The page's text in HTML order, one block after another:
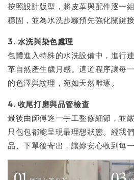
按照設計版型，將皮革與配件逐一
穩固，並為水洗步驟預先強化關鍵接
3. 水洗與染色處理
包體進入特殊的水洗設備中，進行
革自然產生歲月感。這道程序讓每
的色澤與紋理，宛如天然雕琢。
4. 收尾打磨與品管檢查
最後由師傅逐一手工整修細節，並
只包包都能呈現最理想狀態。經我
品、下單後寄出，讓妳安心收到每一